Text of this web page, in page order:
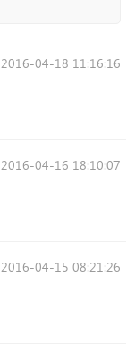
2016-04-18 11:16:16
2016-04-16 18:10:07
2016-04-15 08:21:26